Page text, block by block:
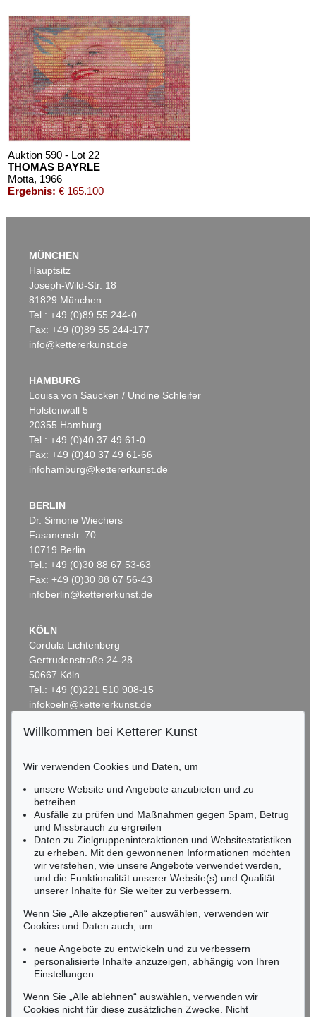
Auktion 610 - Lot 426000268
MARC CHAGALL
Schätzpreis:€ 3.000
THOMAS MANN
Schätzpreis:
Auktion 590 - Lot 22
THOMAS BAYRLE
Motta, 1966
Ergebnis: € 165.100
Auktion 591 - Lot 105
Ergebnis:€ 6.350
Auktion 390 - Lot 1032
T. BAYRLE
Bonnie and Clyde, 1969
Ergebnis:€ 1.000
AMSTERDAM
Ergebnis:
MÜNCHEN
Hauptsitz
Joseph-Wild-Str. 18
81829 München
Tel.: +49 (0)89 55 244-0
Fax: +49 (0)89 55 244-177
info@kettererkunst.de
HAMBURG
Louisa von Saucken / Undine Schleifer
Holstenwall 5
20355 Hamburg
Tel.: +49 (0)40 37 49 61-0
Fax: +49 (0)40 37 49 61-66
infohamburg@kettererkunst.de
BERLIN
Dr. Simone Wiechers
Fasanenstr. 70
10719 Berlin
Tel.: +49 (0)30 88 67 53-63
Fax: +49 (0)30 88 67 56-43
infoberlin@kettererkunst.de
KÖLN
Cordula Lichtenberg
Gertrudenstraße 24-28
50667 Köln
Tel.: +49 (0)221 510 908-15
infokoeln@kettererkunst.de
RHEINLAND-PFALZ
Miriam Heß
Tel.: +49 (0)62 21 58 80-038
Fax: +49 (0)62 21 58 80-595
infoheidelberg@kettererkunst.de
NORDDEUTSCHLAND
Nico Kassel, M.A.
Tel.: +49 (0)89 55244-164
Mobil: +49 (0)171 8618661
n.kassel@kettererkunst.de
Keine Auktion mehr verpassen!
Wir informieren Sie rechtzeitig.
Willkommen bei Ketterer Kunst
Wir verwenden Cookies und Daten, um
unsere Website und Angebote anzubieten und zu
betreiben
Ausfälle zu prüfen und Maßnahmen gegen Spam, Betrug
und Missbrauch zu ergreifen
Daten zu Zielgruppeninteraktionen und Websitestatistiken
zu erheben. Mit den gewonnenen Informationen möchten
wir verstehen, wie unsere Angebote verwendet werden,
und die Funktionalität unserer Website(s) und Qualität
unserer Inhalte für Sie weiter zu verbessern.
Wenn Sie „Alle akzeptieren“ auswählen, verwenden wir
Cookies und Daten auch, um
neue Angebote zu entwickeln und zu verbessern
personalisierte Inhalte anzuzeigen, abhängig von Ihren
Einstellungen
Wenn Sie „Alle ablehnen“ auswählen, verwenden wir
Cookies nicht für diese zusätzlichen Zwecke. Nicht